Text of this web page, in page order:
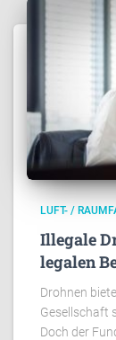
LUFT- /
Illegale
legalen
Drohnen
Gesellschaft
Doch der